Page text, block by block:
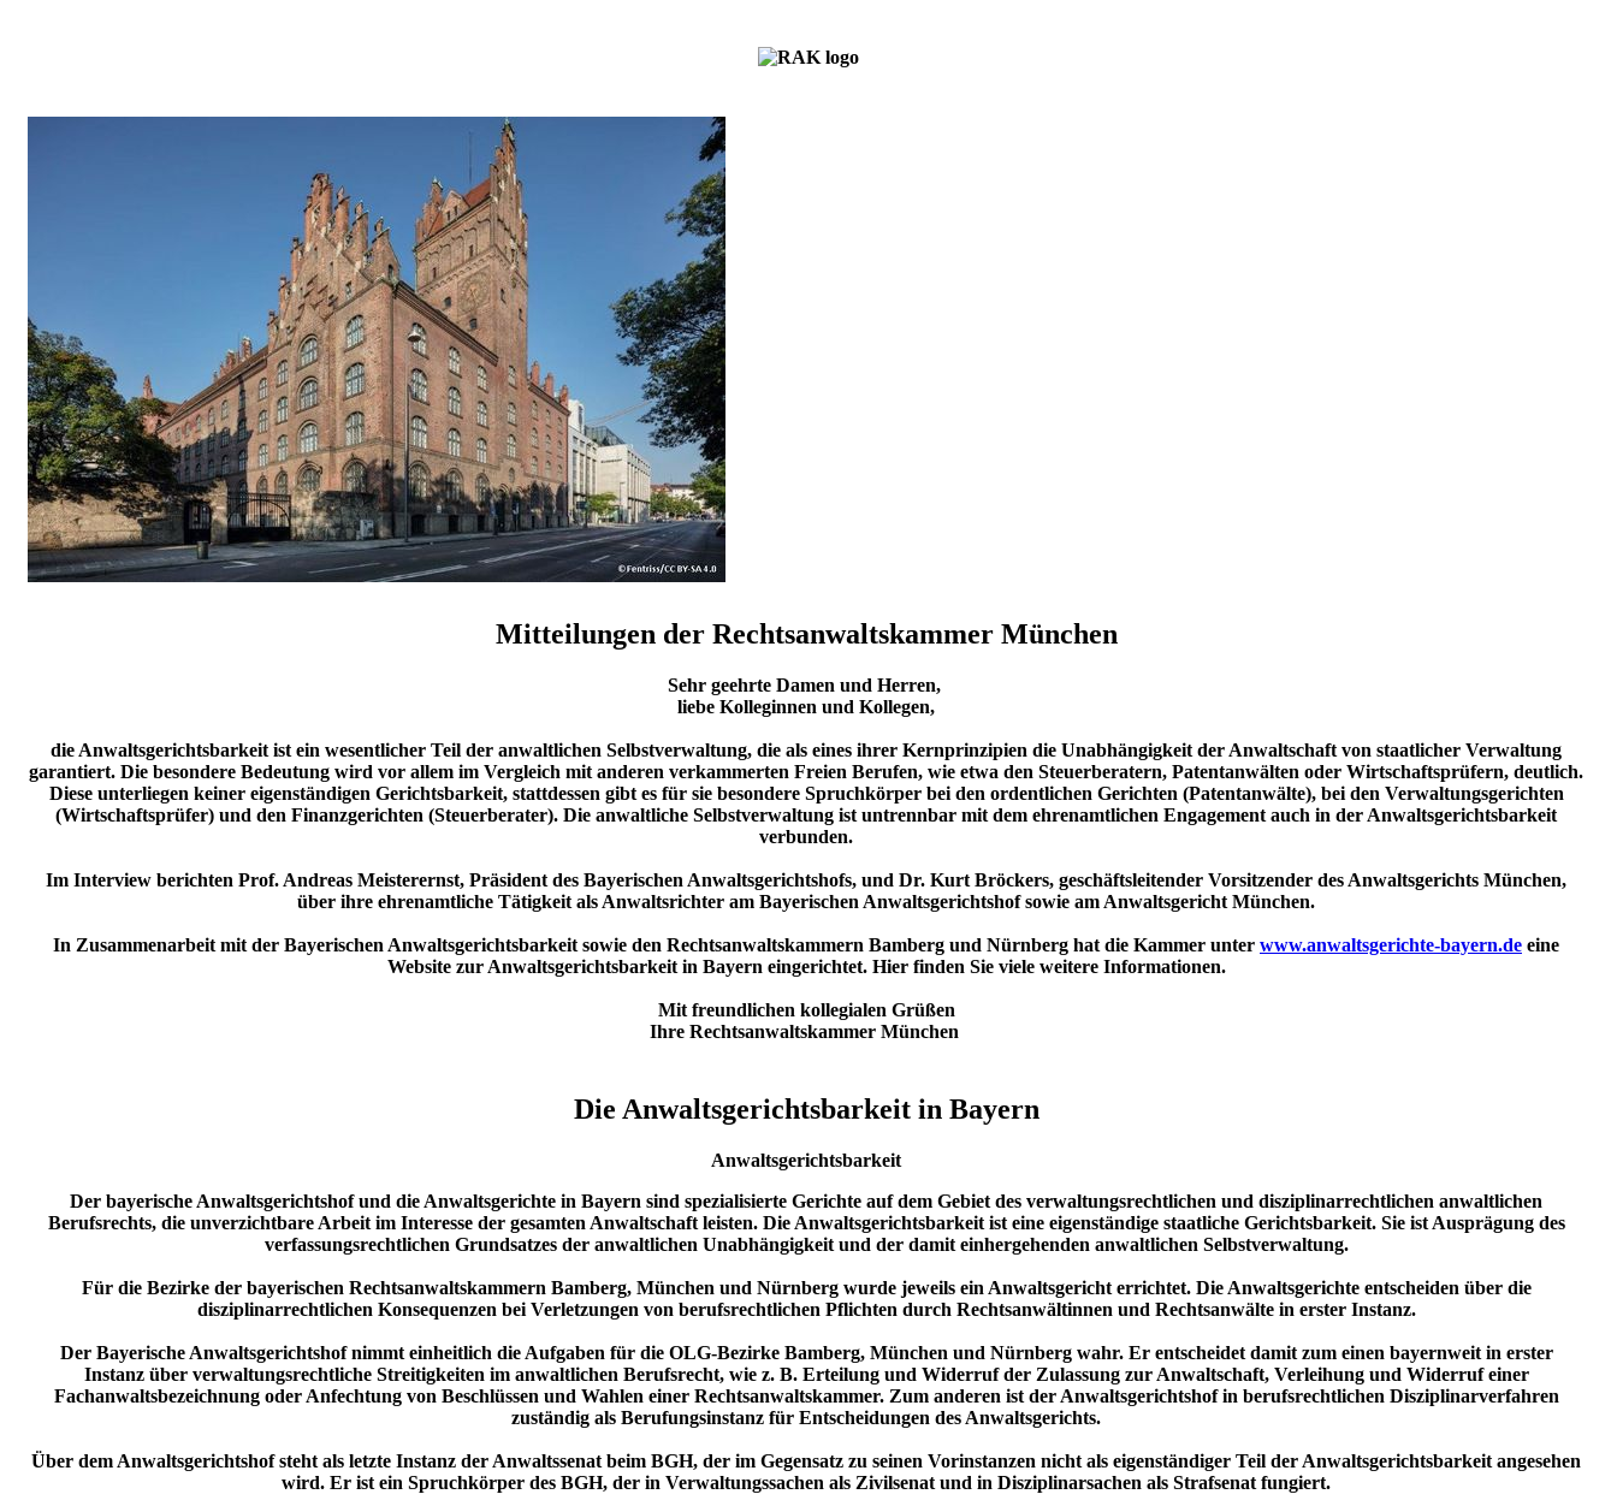
Mitteilungen der Rechtsanwaltskammer München
Sehr geehrte Damen und Herren,
liebe Kolleginnen und Kollegen,
die Anwaltsgerichtsbarkeit ist ein wesentlicher Teil der anwaltlichen Selbstverwaltung, die als eines ihrer Kernprinzipien die Unabhängigkeit der Anwaltschaft von staatlicher Verwaltung
garantiert. Die besondere Bedeutung wird vor allem im Vergleich mit anderen verkammerten Freien Berufen, wie etwa den Steuerberatern, Patentanwälten oder Wirtschaftsprüfern, deutlich.
Diese unterliegen keiner eigenständigen Gerichtsbarkeit, stattdessen gibt es für sie besondere Spruchkörper bei den ordentlichen Gerichten (Patentanwälte), bei den Verwaltungsgerichten
(Wirtschaftsprüfer) und den Finanzgerichten (Steuerberater). Die anwaltliche Selbstverwaltung ist untrennbar mit dem ehrenamtlichen Engagement auch in der Anwaltsgerichtsbarkeit
verbunden.
Im Interview berichten Prof. Andreas Meisterernst, Präsident des Bayerischen Anwaltsgerichtshofs, und Dr. Kurt Bröckers, geschäftsleitender Vorsitzender des Anwaltsgerichts München,
über ihre ehrenamtliche Tätigkeit als Anwaltsrichter am Bayerischen Anwaltsgerichtshof sowie am Anwaltsgericht München.
In Zusammenarbeit mit der Bayerischen Anwaltsgerichtsbarkeit sowie den Rechtsanwaltskammern Bamberg und Nürnberg hat die Kammer unter www.anwaltsgerichte-bayern.de eine
Website zur Anwaltsgerichtsbarkeit in Bayern eingerichtet. Hier finden Sie viele weitere Informationen.
Mit freundlichen kollegialen Grüßen
Ihre Rechtsanwaltskammer München
Die Anwaltsgerichtsbarkeit in Bayern
Anwaltsgerichtsbarkeit
Der bayerische Anwaltsgerichtshof und die Anwaltsgerichte in Bayern sind spezialisierte Gerichte auf dem Gebiet des verwaltungsrechtlichen und disziplinarrechtlichen anwaltlichen
Berufsrechts, die unverzichtbare Arbeit im Interesse der gesamten Anwaltschaft leisten. Die Anwaltsgerichtsbarkeit ist eine eigenständige staatliche Gerichtsbarkeit. Sie ist Ausprägung des
verfassungsrechtlichen Grundsatzes der anwaltlichen Unabhängigkeit und der damit einhergehenden anwaltlichen Selbstverwaltung.
Für die Bezirke der bayerischen Rechtsanwaltskammern Bamberg, München und Nürnberg wurde jeweils ein Anwaltsgericht errichtet. Die Anwaltsgerichte entscheiden über die
disziplinarrechtlichen Konsequenzen bei Verletzungen von berufsrechtlichen Pflichten durch Rechtsanwältinnen und Rechtsanwälte in erster Instanz.
Der Bayerische Anwaltsgerichtshof nimmt einheitlich die Aufgaben für die OLG-Bezirke Bamberg, München und Nürnberg wahr. Er entscheidet damit zum einen bayernweit in erster
Instanz über verwaltungsrechtliche Streitigkeiten im anwaltlichen Berufsrecht, wie z. B. Erteilung und Widerruf der Zulassung zur Anwaltschaft, Verleihung und Widerruf einer
Fachanwaltsbezeichnung oder Anfechtung von Beschlüssen und Wahlen einer Rechtsanwaltskammer. Zum anderen ist der Anwaltsgerichtshof in berufsrechtlichen Disziplinarverfahren
zuständig als Berufungsinstanz für Entscheidungen des Anwaltsgerichts.
Über dem Anwaltsgerichtshof steht als letzte Instanz der Anwaltssenat beim BGH, der im Gegensatz zu seinen Vorinstanzen nicht als eigenständiger Teil der Anwaltsgerichtsbarkeit angesehen
wird. Er ist ein Spruchkörper des BGH, der in Verwaltungssachen als Zivilsenat und in Disziplinarsachen als Strafsenat fungiert.